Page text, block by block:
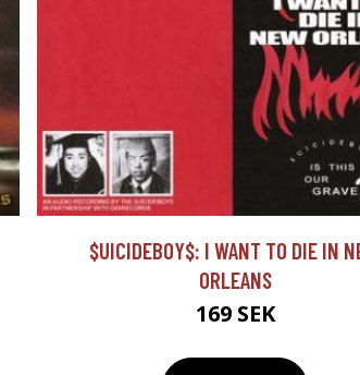
$UICIDEBOY$: I WANT TO DIE IN
ORLEANS
169 SEK